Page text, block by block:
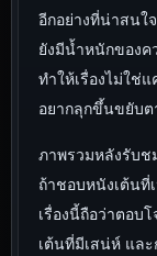
อีกอย่างที่น่าสนใ
ยังมีน้ำหนักของค
ทำให้เรื่องไม่ใช่
อยากลุกขึ้นขยับต
ภาพรวมหลังรับช
ถ้าชอบหนังเต้น
เรื่องนี้ถือว่าตอบ
เต้นที่มีเสน่ห์ แล